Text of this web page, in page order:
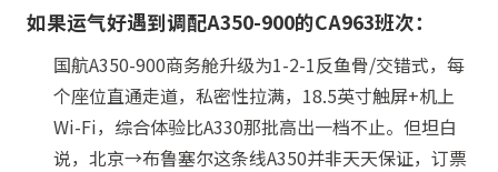
如果运气好遇到调配A350-900的CA963班次：
国航A350-900商务舱升级为1-2-1反鱼骨/交错式，每
个座位直通走道，私密性拉满，18.5英寸触屏+机上
Wi-Fi，综合体验比A330那批高出一档不止。但坦白
说，北京→布鲁塞尔这条线A350并非天天保证，订票